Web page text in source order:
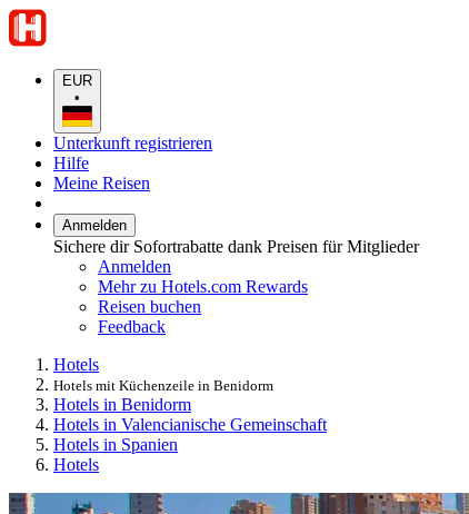
EUR
•
Unterkunft registrieren
Hilfe
Meine Reisen
Anmelden
Sichere dir Sofortrabatte dank Preisen für Mitglieder
Anmelden
Mehr zu Hotels.com Rewards
Reisen buchen
Feedback
Hotels
Hotels mit Küchenzeile in Benidorm
Hotels in Benidorm
Hotels in Valencianische Gemeinschaft
Hotels in Spanien
Hotels